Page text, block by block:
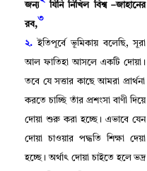
জন্য যিনি নিখিল বিশ্ব –জাহানের
রব,
৩
২. ইতিপূর্বে ভূমিকায় বলেছি,সূরা
আল ফাতিহা আসলে একটি দোয়া ।
তবে যে সত্তার কাছে আমরা প্রার্থনা
করতে চাচ্ছি তাঁর প্রশংসা বাণী দিয়ে
দোয়া শুরু করা হচ্ছে । এভাবে যেন
দোয়া চাওয়ার পদ্ধতি শিক্ষা দেয়া
হচ্ছে । অর্থাৎ দোয়া চাইতে হলে ভদ্র